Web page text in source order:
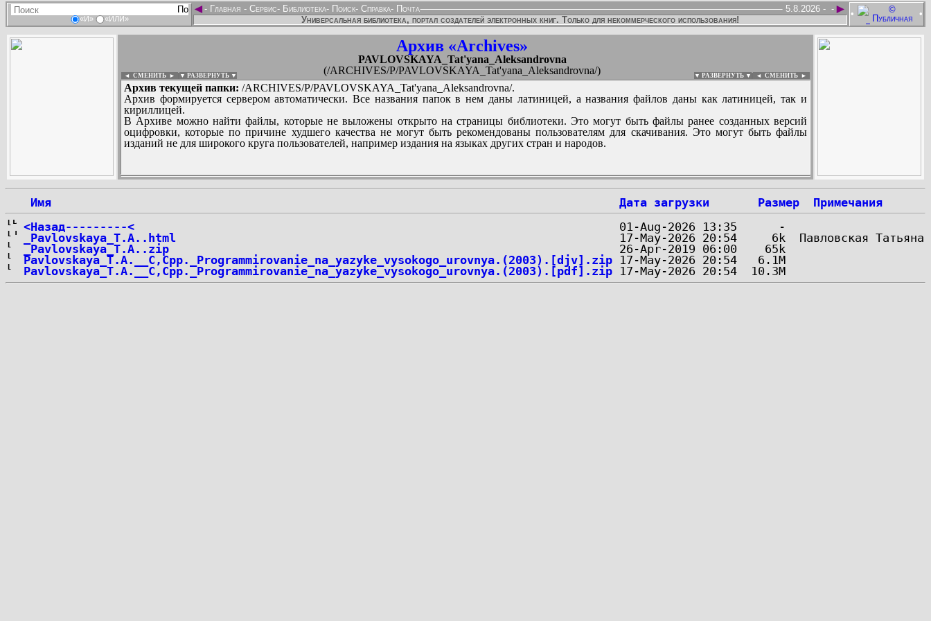
«И» «ИЛИ»
• •
◄ ►
- Главная - Сервис- Библиотека- Поиск- Справка- Почта -
5.8.2026 -
Универсальная библиотека, портал создателей электронных книг. Только для некоммерческого использования!
Архив «Archives»
PAVLOVSKAYA_Tat'yana_Aleksandrovna
(/ARCHIVES/P/PAVLOVSKAYA_Tat'yana_Aleksandrovna/)
◄ СМЕНИТЬ ► ▼ РАЗВЕРНУТЬ ▼ ▼ РАЗВЕРНУТЬ ▼ ◄ СМЕНИТЬ ►
Архив текущей папки: /ARCHIVES/P/PAVLOVSKAYA_Tat'yana_Aleksandrovna/.
Архив формируется сервером автоматически. Все названия папок в нем даны латиницей, а названия файлов даны как латиницей, так и
кириллицей.
В Архиве можно найти файлы, которые не выложены открыто на страницы библиотеки. Это могут быть файлы ранее созданных версий
оцифровки, которые по причине худшего качества не могут быть рекомендованы пользователям для скачивания. Это могут быть файлы
изданий не для широкого круга пользователей, например издания на языках других стран и народов.
:
...
Имя Дата загрузки Размер
Примечания
<Назад---------<
_Pavlovskaya_T.A..html
_Pavlovskaya_T.A..zip
Pavlovskaya_T.A.__C,Cpp._Programmirovanie_na_yazyke_vysokogo_urovnya.(2003).[djv].zip
Pavlovskaya_T.A.__C,Cpp._Programmirovanie_na_yazyke_vysokogo_urovnya.(2003).[pdf].zip